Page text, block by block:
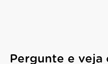
Pergunte e veja